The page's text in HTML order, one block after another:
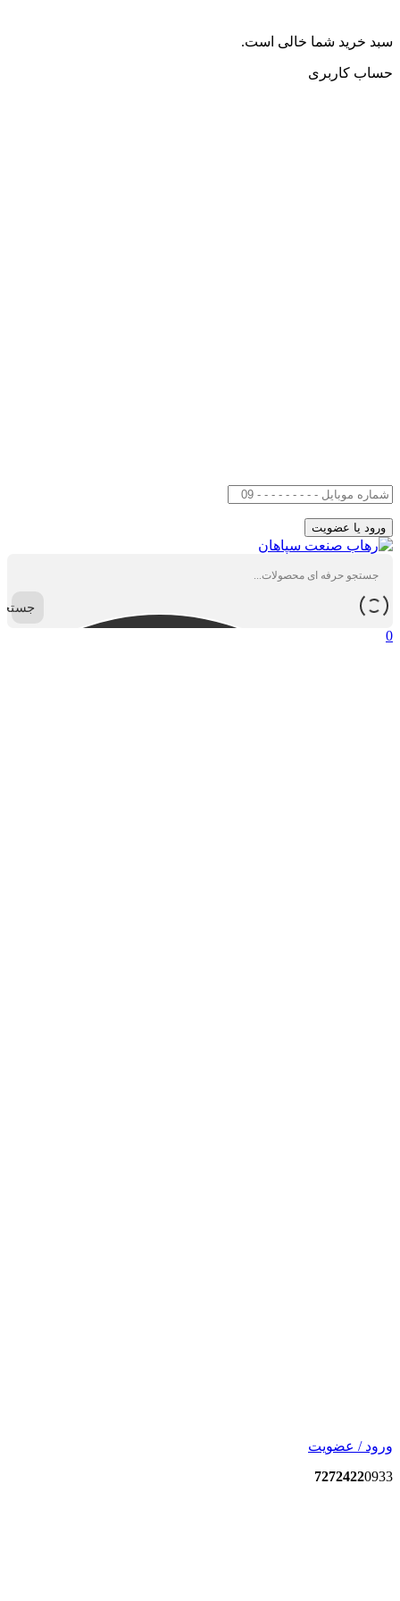
سبد خرید شما خالی است.
حساب کاربری
0
ورود / عضویت
72724220933